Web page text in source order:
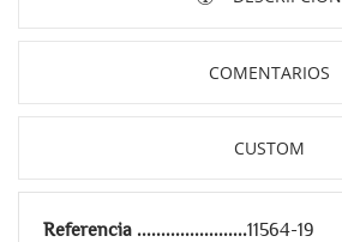
COMENTARIOS
CUSTOM
Referencia 11564-19